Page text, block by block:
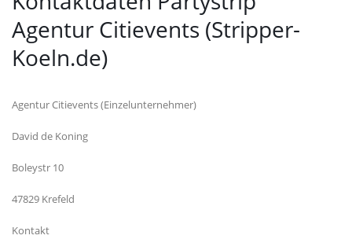
Agentur Citievents (Stripper-
Koeln.de)
Agentur Citievents (Einzelunternehmer)
David de Koning
Boleystr 10
47829 Krefeld
Kontakt